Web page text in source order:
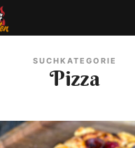
SUCHKATEGORIE
Pizza